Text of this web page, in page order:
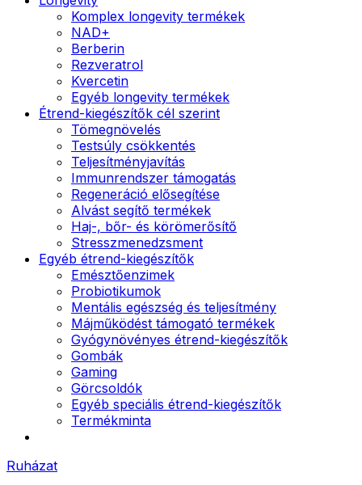
Komplex longevity termékek
NAD+
Berberin
Rezveratrol
Kvercetin
Egyéb longevity termékek
Étrend-kiegészítők cél szerint
Tömegnövelés
Testsúly csökkentés
Teljesítményjavítás
Immunrendszer támogatás
Regeneráció elősegítése
Alvást segítő termékek
Haj-, bőr- és körömerősítő
Stresszmenedzsment
Egyéb étrend-kiegészítők
Emésztőenzimek
Probiotikumok
Mentális egészség és teljesítmény
Májműködést támogató termékek
Gyógynövényes étrend-kiegészítők
Gombák
Gaming
Görcsoldók
Egyéb speciális étrend-kiegészítők
Termékminta
Ruházat